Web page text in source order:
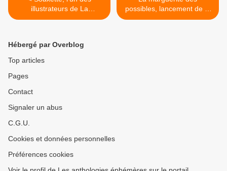
illustrateurs de La
Marguerite des possibles
possibles, lancement de la
souscription >
Hébergé par Overblog
Top articles
Pages
Contact
Signaler un abus
C.G.U.
Cookies et données personnelles
Préférences cookies